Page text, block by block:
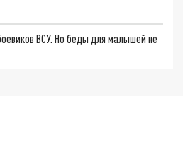
ВСУ. Но беды для малышей не